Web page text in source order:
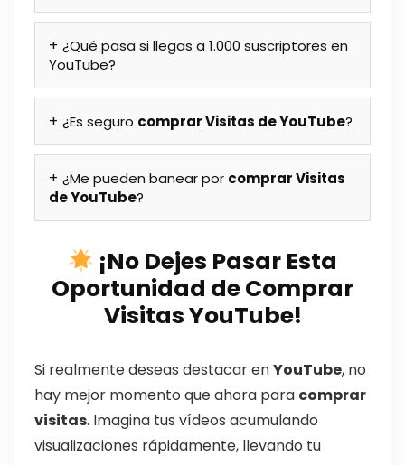
¿Qué pasa si llegas a 1.000 suscriptores en
YouTube?
¿Es seguro comprar Visitas de YouTube?
¿Me pueden banear por comprar Visitas
de YouTube?
¡No Dejes Pasar Esta
Oportunidad de Comprar
Visitas YouTube!
Si realmente deseas destacar enYouTube, no
hay mejor momento que ahora para comprar
visitas. Imagina tus vídeos acumulando
visualizaciones rápidamente, llevando tu